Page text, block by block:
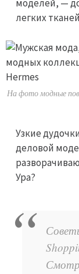
моделей, —
легких
На фото модные
Узкие
деловой
Ура?